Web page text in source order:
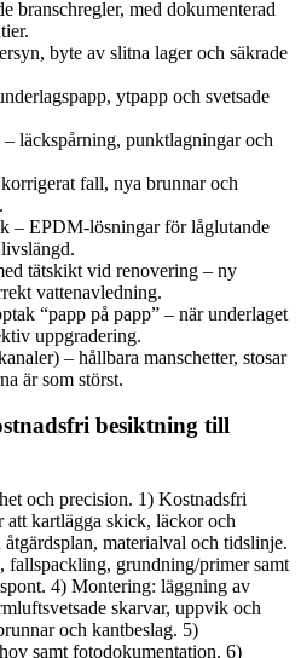
branschregler, med dokumenterad
byte av slitna lager och säkrade
ytpapp och svetsade
läckspårning, punktlagningar och
fall, nya brunnar och
– EPDM-lösningar för låglutande
tätskikt vid renovering – ny
vattenavledning.
“papp på papp” – när underlaget
uppgradering.
– hållbara manschetter, stosar
är som störst.
besiktning till
och precision. 1) Kostnadsfri
kartlägga skick, läckor och
materialval och tidslinje.
fallspackling, grundning/primer samt
4) Montering: läggning av
skarvar, uppvik och
och kantbeslag. 5)
samt fotodokumentation. 6)